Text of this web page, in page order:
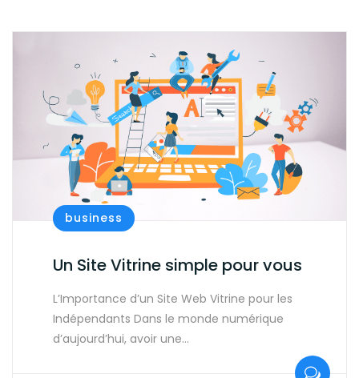
business
Un Site Vitrine simple pour vous
L’Importance d’un Site Web Vitrine pour les
Indépendants Dans le monde numérique
d’aujourd’hui, avoir une…